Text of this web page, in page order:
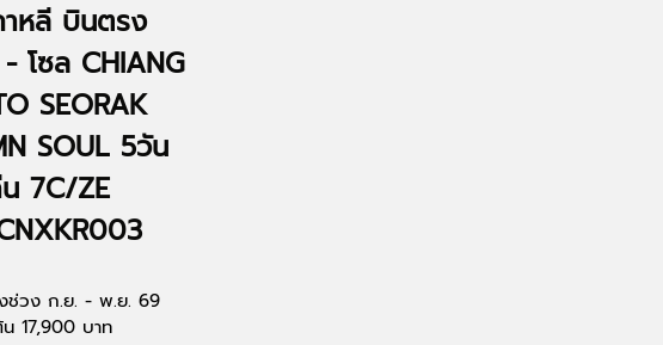
าหลี บินตรง
โซล CHIANG
SEORAK
SOUL 5วัน
7C/ZE
ช่วง ก.ย. - พ.ย. 69
น 17,900 บาท